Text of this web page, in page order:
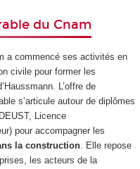
du Cnam
a commencé ses activités en
civile pour former les
L’offre de
s’articule autour de diplômes
Licence
pour accompagner les
la construction. Elle repose
les acteurs de la